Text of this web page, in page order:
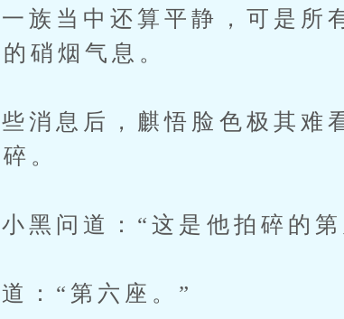
中还算平静，可是所有
硝烟气息。
后，麒悟脸色极其难看
。
道：“这是他拍碎的第
“第六座。”